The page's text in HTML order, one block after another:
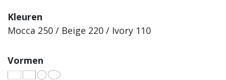
Kleuren
Mocca 250 / Beige 220 / Ivory 110
Vormen